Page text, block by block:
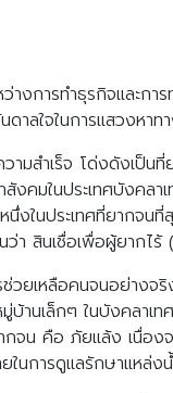
งการทำธุรกิจและกา
ดาลใจในการแสวงหา
มสำเร็จ โด่งดังเป็น
คมในประเทศบังคลา
ในประเทศที่ยากจนที่
า สินเชื่อเพื่อผู้ยากไร้
วยเหลือคนจนอย่างจ
านเล็กๆ ในบังคลาเ
จน คือ ภัยแล้ง เนื่อง
ในการดูแลรักษาแหล่ง